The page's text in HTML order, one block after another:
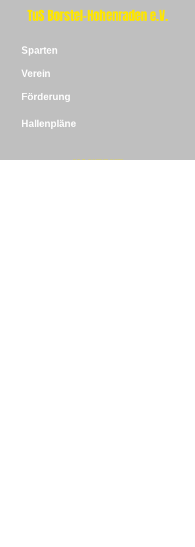
TuS Borstel-Hohenraden e.V.
Sparten
Verein
Förderung
Hallenpläne
KONTAKT